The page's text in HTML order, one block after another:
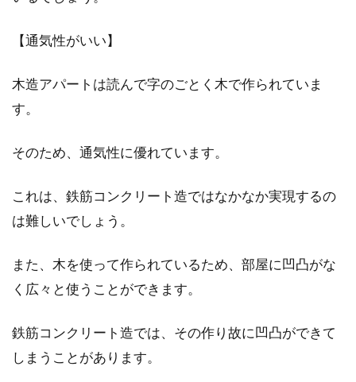
賃貸の敷金はかなり負担となります。しかし礼
金とは異なり、退去時には返還されるものだか
アパート経営開始！買うべきは4階
購入すると、理不尽なこともたくさんありま
す。経営するな...
新築の木造住宅は防音対策が重要？
【通気性がいい】
木造アパートは読んで字のごとく木で作られていま
す。
そのため、通気性に優れています。
これは、鉄筋コンクリート造ではなかなか実現するの
は難しいでしょう。
また、木を使って作られているため、部屋に凹凸がな
く広々と使うことができます。
鉄筋コンクリート造では、その作り故に凹凸ができて
しまうことがあります。